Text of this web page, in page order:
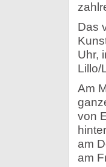
Das
Uhr,
Lillo/
Am
von
am
am